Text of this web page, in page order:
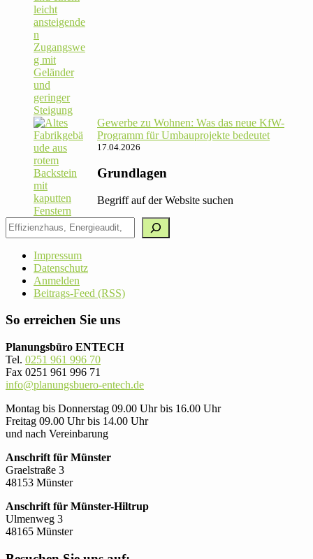
Gewerbe zu Wohnen: Was das neue KfW-
Pro­gramm für Umbau­pro­jekte bedeutet
17.04.2026
Grundlagen
Begriff auf der Website suchen
Impressum
Datenschutz
Anmelden
Beitrags-Feed (RSS)
So erreichen Sie uns
Planungsbüro ENTECH
Tel. 0251 961 996 70
Fax 0251 961 996 71
info@planungsbuero-entech.de
Montag bis Donnerstag 09.00 Uhr bis 16.00 Uhr
Freitag 09.00 Uhr bis 14.00 Uhr
und nach Vereinbarung
Anschrift für Münster
Graelstraße 3
48153 Münster
Anschrift für Münster-Hiltrup
Ulmenweg 3
48165 Münster